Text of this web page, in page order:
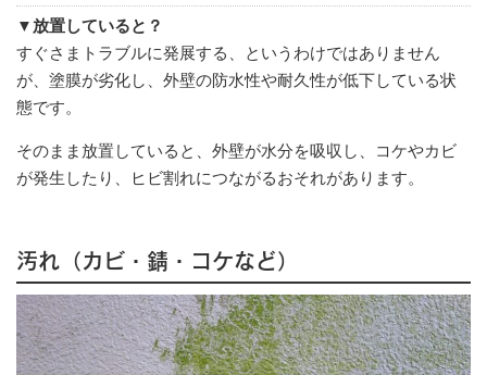
▼放置していると？
すぐさまトラブルに発展する、というわけではありません
が、塗膜が劣化し、外壁の防水性や耐久性が低下している状
態です。
そのまま放置していると、外壁が水分を吸収し、コケやカビ
が発生したり、ヒビ割れにつながるおそれがあります。
汚れ（カビ・錆・コケなど）